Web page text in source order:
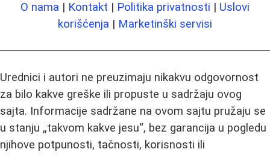
O nama | Kontakt | Politika privatnosti | Uslovi
korišćenja | Marketinški servisi
Urednici i autori ne preuzimaju nikakvu odgovornost
za bilo kakve greške ili propuste u sadržaju ovog
sajta. Informacije sadržane na ovom sajtu pružaju se
u stanju „takvom kakve jesu“, bez garancija u pogledu
njihove potpunosti, tačnosti, korisnosti ili